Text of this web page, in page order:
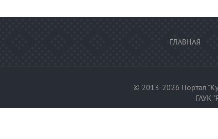
ГЛАВНАЯ
© 2013-2026 Портал
ГАУК